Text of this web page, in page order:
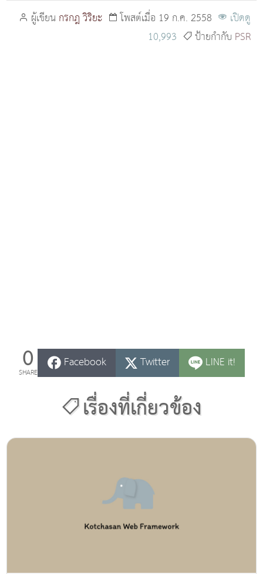
ผู้เขียนกรกฎ วิริยะ โพสต์เมื่อ 19 ก.ค. 2558
เปิดดู
10,993
ป้ายกำกับ PSR
0
SHARE
Facebook Twitter LINE it!
เรื่องที่เกี่ยวข้อง